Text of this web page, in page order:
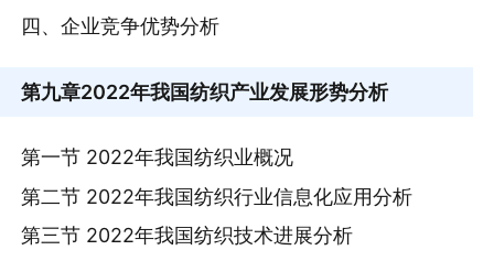
四、企业竞争优势分析
第九章2022年我国纺织产业发展形势分析
第一节 2022年我国纺织业概况
第二节 2022年我国纺织行业信息化应用分析
第三节 2022年我国纺织技术进展分析